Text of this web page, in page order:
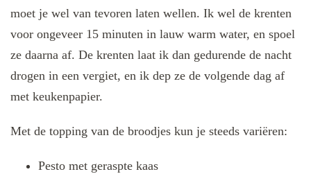
moet je wel van tevoren laten wellen. Ik wel de krenten
voor ongeveer 15 minuten in lauw warm water, en spoel
ze daarna af. De krenten laat ik dan gedurende de nacht
drogen in een vergiet, en ik dep ze de volgende dag af
met keukenpapier.
Met de topping van de broodjes kun je steeds variëren:
Pesto met geraspte kaas